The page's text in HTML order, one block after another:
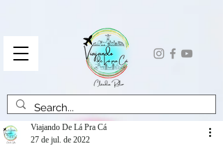
Viajando De Lá Pra Cá
27 de jul. de 2022